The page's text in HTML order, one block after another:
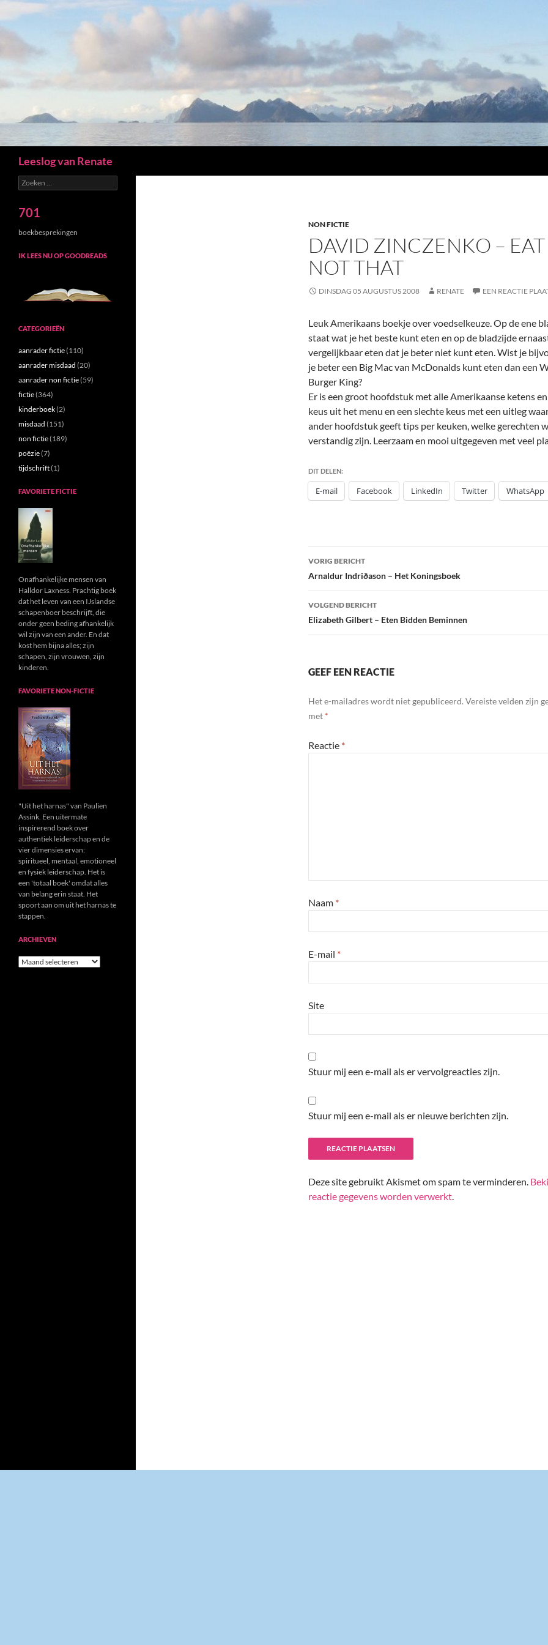
Leeslog van Renate
NON FICTIE
DAVID ZINCZENKO –
NOT THAT
DINSDAG 05 AUGUSTUS 2008 RENATE EEN REACTIE
Leuk Amerikaans boekje over voedselkeuze. Op de ene
staat wat je het beste kunt eten en op de bladzijde
vergelijkbaar eten dat je beter niet kunt eten. Wist je
je beter een Big Mac van McDonalds kunt eten dan een
Burger King?
Er is een groot hoofdstuk met alle Amerikaanse ketens
keus uit het menu en een slechte keus met een uitleg
ander hoofdstuk geeft tips per keuken, welke gerechten
verstandig zijn. Leerzaam en mooi uitgegeven met veel
DIT DELEN:
E-mail Facebook LinkedIn Twitter WhatsApp
Bericht
navigatie
VORIG BERICHT
Arnaldur Indriðason – Het Koningsboek
VOLGEND BERICHT
Elizabeth Gilbert – Eten Bidden Beminnen
GEEF EEN REACTIE
Het e-mailadres wordt niet gepubliceerd. Vereiste velden zijn
met *
Reactie *
Naam *
E-mail *
Site
Stuur mij een e-mail als er vervolgreacties zijn.
Stuur mij een e-mail als er nieuwe berichten zijn.
Deze site gebruikt Akismet om spam te verminderen.
reactie gegevens worden verwerkt.
Zoeken
naar:
701
boekbesprekingen
IK LEES NU OP GOODREADS
CATEGORIEËN
aanrader fictie(110)
aanrader misdaad (20)
aanrader non fictie(59)
fictie(364)
kinderboek(2)
misdaad (151)
non fictie(189)
poëzie(7)
tijdschrift(1)
FAVORIETE FICTIE
Onafhankelijke mensen van
Halldor Laxness. Prachtig boek
dat het leven van een IJslandse
schapenboer beschrijft, die
onder geen beding afhankelijk
wil zijn van een ander. En dat
kost hem bijna alles; zijn
schapen, zijn vrouwen, zijn
kinderen.
FAVORIETE NON-FICTIE
"Uit het harnas" van Paulien
Assink. Een uitermate
inspirerend boek over
authentiek leiderschap en de
vier dimensies ervan:
spiritueel, mentaal, emotioneel
en fysiek leiderschap. Het is
een 'totaal boek' omdat alles
van belang erin staat. Het
spoort aan om uit het harnas te
stappen.
ARCHIEVEN
Archieven